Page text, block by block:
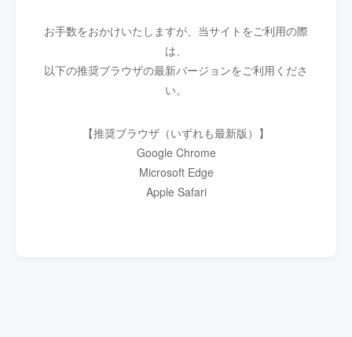
お手数をおかけいたしますが、当サイトをご利用の際
は、
以下の推奨ブラウザの最新バージョンをご利用くださ
い。
【推奨ブラウザ（いずれも最新版）】
Google Chrome
Microsoft Edge
Apple Safari